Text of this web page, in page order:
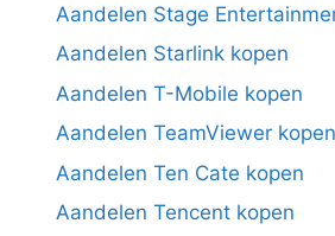
Aandelen Stage
Aandelen Starlink kopen
Aandelen T-Mobile kopen
Aandelen TeamViewer kopen
Aandelen Ten Cate kopen
Aandelen Tencent kopen